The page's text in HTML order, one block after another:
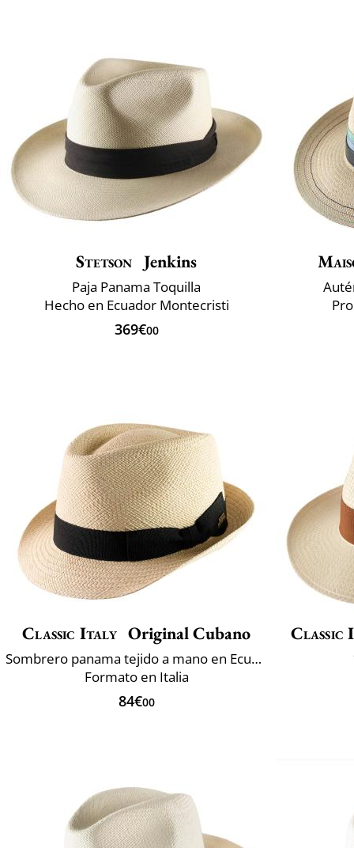
Stetson Jenkins
Paja Panama Toquilla
Hecho en Ecuador Montecristi
369€00
Classic Italy Original Cubano
Sombrero panama tejido a mano en Ecuador
Formato en Italia
84€00
Classic